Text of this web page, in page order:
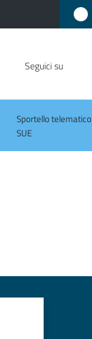
Seguici su
Sportello telematico
SUE